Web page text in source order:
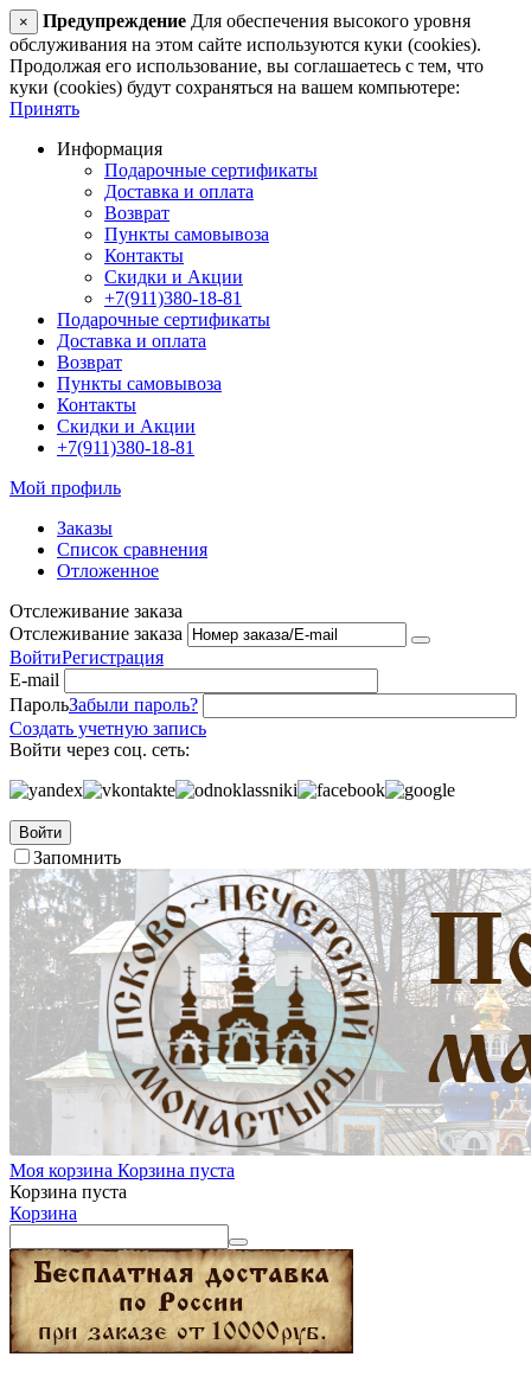
× Предупреждение Для обеспечения высокого уровня
обслуживания на этом сайте используются куки (cookies).
Продолжая его использование, вы соглашаетесь с тем, что
куки (cookies) будут сохраняться на вашем компьютере:
Принять
Информация
Подарочные сертификаты
Доставка и оплата
Возврат
Пункты самовывоза
Контакты
Скидки и Акции
+7(911)380-18-81
Подарочные сертификаты
Доставка и оплата
Возврат
Пункты самовывоза
Контакты
Скидки и Акции
+7(911)380-18-81
Мой профиль
Заказы
Список сравнения
Отложенное
Отслеживание заказа
Отслеживание заказа
ВойтиРегистрация
E-mail
ПарольЗабыли пароль?
Создать учетную запись
Войти через соц. сеть:
Войти
Запомнить
Моя корзина Корзина пуста
Корзина пуста
Корзина